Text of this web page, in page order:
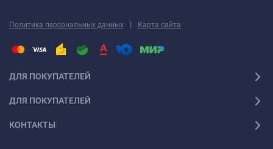
Политика персональных данных | Карта сайта
ДЛЯ ПОКУПАТЕЛЕЙ
ДЛЯ ПОКУПАТЕЛЕЙ
КОНТАКТЫ